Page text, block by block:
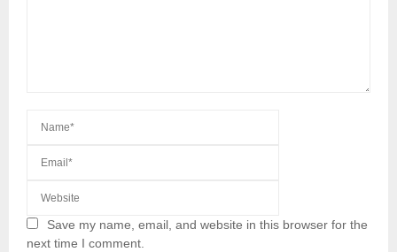
Save my name, email, and website in this browser for the
next time I comment.